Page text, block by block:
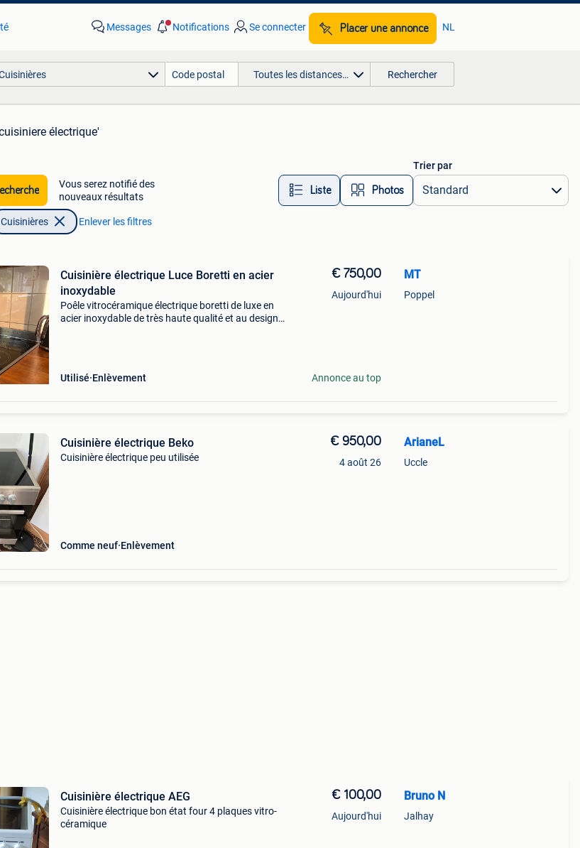
Messages Notifications Se connecter Placer une annonce NL
Toutes les distances… Rechercher
électrique'
Vous serez notifié des
nouveaux résultats
Liste Photos
Trier par
Cuisinières Enlever les filtres
Cuisinière électrique Luce Boretti en acier
inoxydable
Poêle vitrocéramique électrique boretti de luxe en
acier inoxydable de très haute qualité et au design
Utilisé Enlèvement
€ 750,00
Aujourd'hui
Annonce au top
MT
Poppel
Cuisinière électrique Beko
Cuisinière électrique peu utilisée
Comme neuf Enlèvement
€ 950,00
4 août 26
ArianeL
Uccle
Cuisinière électrique AEG
Cuisinière électrique bon état four 4 plaques vitro-
céramique
€ 100,00
Aujourd'hui
Bruno N
Jalhay